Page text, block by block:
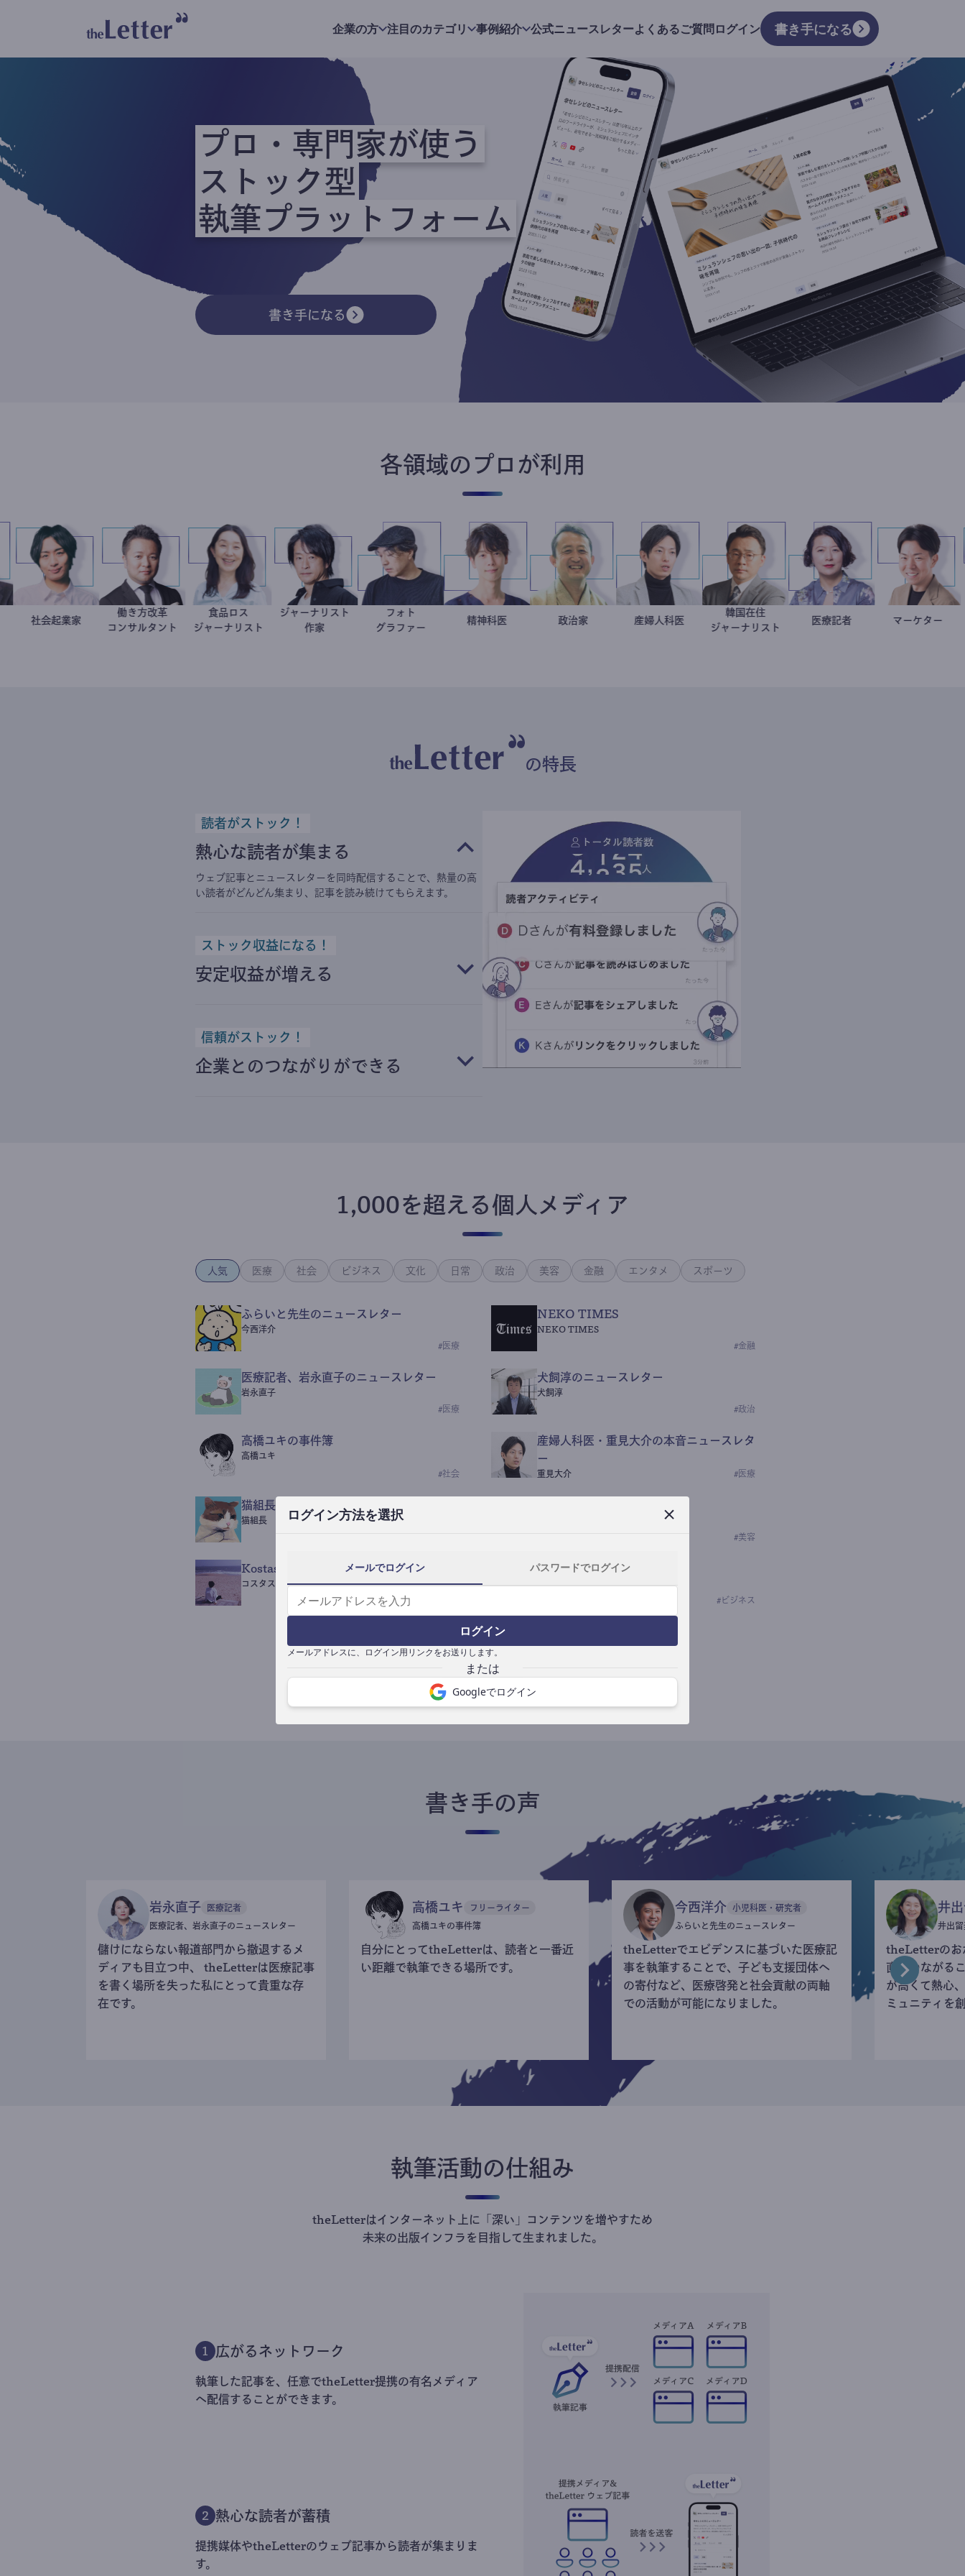
ログイン方法を選択
メールでログイン パスワードでログイン
ログイン
メールアドレスに、ログイン用リンクをお送りします。
Googleでログイン
企業の方 注目のカテゴリ 事例紹介 公式ニュースレターよくあるご質問ログイン 書き手になる
プロ・専門家が使う
ストック型
執筆プラットフォーム
書き手になる
各領域のプロが利用
駒崎弘樹
社会起業家
働き方改革
コンサルタント
井出留美
食品ロス
ジャーナリスト
鈴木エイト
ジャーナリスト
グラファー
藤野智哉
精神科医 重見大介
産婦人科医
韓国在住
ジャーナリスト
岩永直子
医療記者 室谷
マーケ
の特長
読者がストック！
熱心な読者が集まる
ウェブ記事とニュースレターを同時配信することで、熱量の高
い読者がどんどん集まり、記事を読み続けてもらえます。
ストック収益になる！
安定収益が増える
信頼がストック！
企業とのつながりができる
1,000を超える個人メディア
人気 医療 社会 ビジネス 文化 日常 政治 美容 金融 エンタメ スポーツ
ふらいと先生のニュースレター
今西洋介
# 医療
NEKO TIMES
NEKO TIMES
#金融
医療記者、岩永直子のニュースレター
岩永直子
# 医療
犬飼淳のニュースレター
犬飼淳
#政治
高橋ユキの事件簿
高橋ユキ
#社会
産婦人科医・重見大介の本音ニュースレタ
ー
重見大介 # 医療
猫組長POST
猫組長
なつなつ（化粧品・皮膚科学の研究者）
#美容
Kostas Beauty News
コスタス
ｺｯｶﾗSaaS
# ビジネス
書き手になる
書き手の声
岩永直子 医療記者
医療記者、岩永直子のニュースレター
儲けにならない報道部門から撤退するメ
ディアも目立つ中、 theLetterは医療記事
を書く場所を失った私にとって貴重な存
在です。
高橋ユキ フリーライター
高橋ユキの事件簿
自分にとってtheLetterは、読者と一番近
い距離で執筆できる場所です。
今西洋介 小児科医・研究者
ふらいと先生のニュースレター
theLetterでエビデンスに基づいた医療記
事を執筆することで、子ども支援団体へ
の寄付など、医療啓発と社会貢献の両軸
での活動が可能になりました。
井
井出
theLetterのお
直接つながる
が高くて熱心
ミュニティを
執筆活動の仕組み
theLetterはインターネット上に「深い」コンテンツを増やすため
未来の出版インフラを目指して生まれました。
1 広がるネットワーク
執筆した記事を、任意でtheLetter提携の有名メディア
へ配信することができます。
2 熱心な読者が蓄積
提携媒体やtheLetterのウェブ記事から読者が集まりま
す。